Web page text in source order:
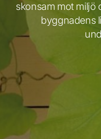
skonsam mot miljö
byggnadens